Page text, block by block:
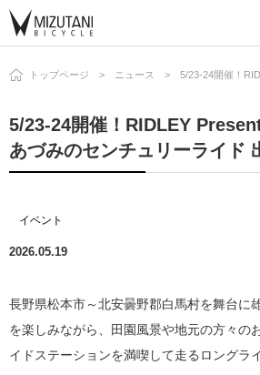
トップページ ニュース 5/23-24開催！
5/23-24開催！RIDLEY
あづみのセンチュリーライド
イベント
2026.05.19
長野県松本市～北安曇野郡白馬村を舞台に
を楽しみながら、田園風景や地元の方々の
イドステーションを満喫して走るロングラ